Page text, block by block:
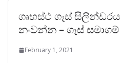
ගෘහස්ථ ගෑස්
නංවන්න – ගෑස් සමාගම්
February 1, 2021